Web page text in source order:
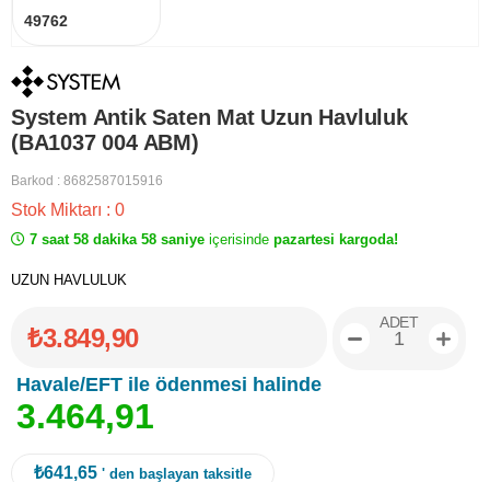
49762
System Antik Saten Mat Uzun Havluluk
(BA1037 004 ABM)
Barkod : 8682587015916
Stok Miktarı : 0
7 saat 58 dakika 58 saniye içerisinde pazartesi kargoda!
UZUN HAVLULUK
₺3.849,90
Havale/EFT ile ödenmesi halinde
3.464,91
ADET
₺641,65 ' den başlayan taksitle